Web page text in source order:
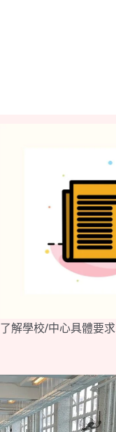
了解學校/中心具體要求